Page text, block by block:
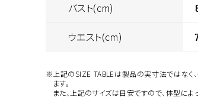
バスト(cm)
ウエスト(cm)
※上記のSIZE TABLEは製品の実寸法ではなく
ます。
また、上記のサイズは目安ですので、体型によ